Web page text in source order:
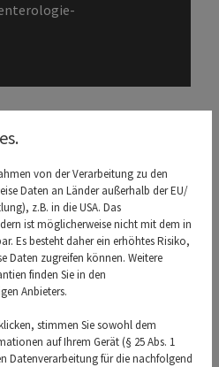
Anfragen vor Ort oder via
von der Verarbeitung zu den
Daten an Länder außerhalb der EU/
z.B. in die USA. Das
ist möglicherweise nicht mit dem in
Es besteht daher ein erhöhtes Risiko,
Daten zugreifen können. Weitere
finden Sie in den
Anbieters.
stimmen Sie sowohl dem
auf Ihrem Gerät (§ 25 Abs. 1
Datenverarbeitung für die nachfolgend